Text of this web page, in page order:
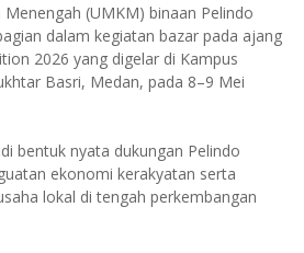
(UMKM) binaan Pelindo
dalam kegiatan bazar pada ajang
2026 yang digelar di Kampus
Basri, Medan, pada 8–9 Mei
bentuk nyata dukungan Pelindo
ekonomi kerakyatan serta
lokal di tengah perkembangan